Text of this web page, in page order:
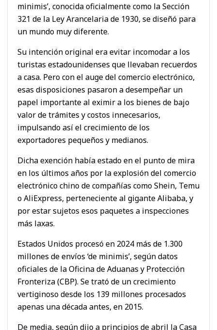
minimis’, conocida oficialmente como la Sección
321 de la Ley Arancelaria de 1930, se diseñó para
un mundo muy diferente.
Su intención original era evitar incomodar a los
turistas estadounidenses que llevaban recuerdos
a casa. Pero con el auge del comercio electrónico,
esas disposiciones pasaron a desempeñar un
papel importante al eximir a los bienes de bajo
valor de trámites y costos innecesarios,
impulsando así el crecimiento de los
exportadores pequeños y medianos.
Dicha exención había estado en el punto de mira
en los últimos años por la explosión del comercio
electrónico chino de compañías como Shein, Temu
o AliExpress, perteneciente al gigante Alibaba, y
por estar sujetos esos paquetes a inspecciones
más laxas.
Estados Unidos procesó en 2024 más de 1.300
millones de envíos ‘de minimis’, según datos
oficiales de la Oficina de Aduanas y Protección
Fronteriza (CBP). Se trató de un crecimiento
vertiginoso desde los 139 millones procesados
apenas una década antes, en 2015.
De media, según dijo a principios de abril la Casa